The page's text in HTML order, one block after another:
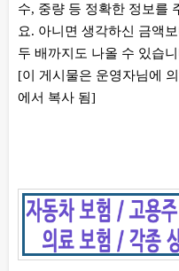
수, 중량 등 정확한 정보를
요. 아니면 생각하신 금액
두 배까지도 나올 수 있습
[이 게시물은 운영자님에
에서 복사 됨]